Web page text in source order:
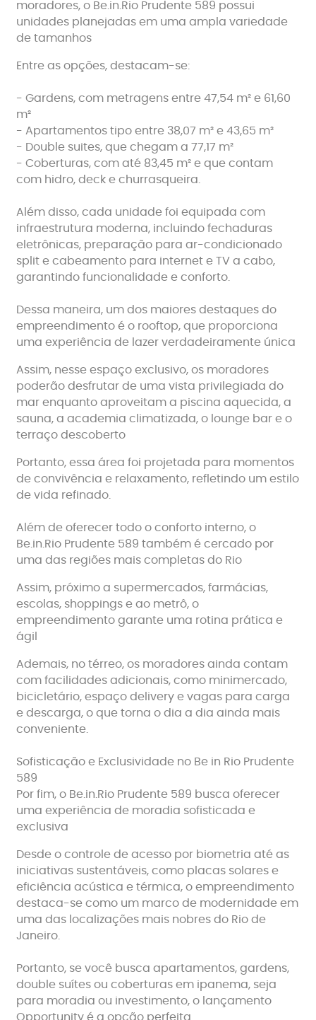
moradores, o Be.in.Rio Prudente 589 possui
unidades planejadas em uma ampla variedade
de tamanhos
Entre as opções, destacam-se:
- Gardens, com metragens entre 47,54 m² e 61,60
m²
- Apartamentos tipo entre 38,07 m² e 43,65 m²
- Double suites, que chegam a 77,17 m²
- Coberturas, com até 83,45 m² e que contam
com hidro, deck e churrasqueira.
Além disso, cada unidade foi equipada com
infraestrutura moderna, incluindo fechaduras
eletrônicas, preparação para ar-condicionado
split e cabeamento para internet e TV a cabo,
garantindo funcionalidade e conforto.
Dessa maneira, um dos maiores destaques do
empreendimento é o rooftop, que proporciona
uma experiência de lazer verdadeiramente única
Assim, nesse espaço exclusivo, os moradores
poderão desfrutar de uma vista privilegiada do
mar enquanto aproveitam a piscina aquecida, a
sauna, a academia climatizada, o lounge bar e o
terraço descoberto
Portanto, essa área foi projetada para momentos
de convivência e relaxamento, refletindo um estilo
de vida refinado.
Além de oferecer todo o conforto interno, o
Be.in.Rio Prudente 589 também é cercado por
uma das regiões mais completas do Rio
Assim, próximo a supermercados, farmácias,
escolas, shoppings e ao metrô, o
empreendimento garante uma rotina prática e
ágil
Ademais, no térreo, os moradores ainda contam
com facilidades adicionais, como minimercado,
bicicletário, espaço delivery e vagas para carga
e descarga, o que torna o dia a dia ainda mais
conveniente.
Sofisticação e Exclusividade no Be in Rio Prudente
589
Por fim, o Be.in.Rio Prudente 589 busca oferecer
uma experiência de moradia sofisticada e
exclusiva
Desde o controle de acesso por biometria até as
iniciativas sustentáveis, como placas solares e
eficiência acústica e térmica, o empreendimento
destaca-se como um marco de modernidade em
uma das localizações mais nobres do Rio de
Janeiro.
Portanto, se você busca apartamentos, gardens,
double suítes ou coberturas em ipanema, seja
para moradia ou investimento, o lançamento
Opportunity é a opção perfeita.